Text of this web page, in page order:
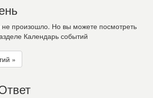
не произошло. Но вы можете посмотреть
Календарь событий
»